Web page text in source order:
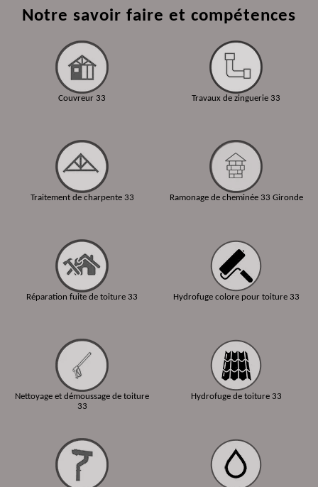
Notre savoir faire et compétences
Couvreur 33
Traitement de charpente 33
Réparation fuite de toiture 33
Nettoyage et démoussage de toiture
33
Travaux de zinguerie 33
Ramonage de cheminée 33 Gironde
Hydrofuge colore pour toiture 33
Hydrofuge de toiture 33